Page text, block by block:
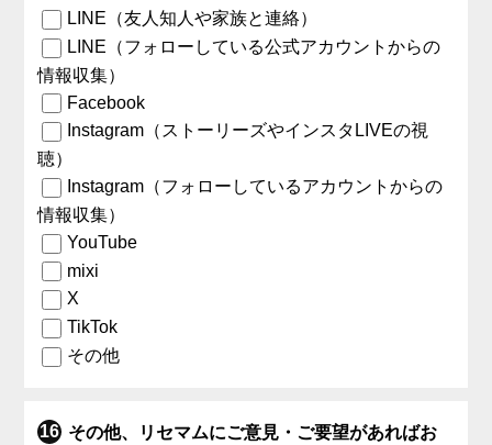
LINE（友人知人や家族と連絡）
LINE（フォローしている公式アカウントからの
情報収集）
Facebook
Instagram（ストーリーズやインスタLIVEの視
聴）
Instagram（フォローしているアカウントからの
情報収集）
YouTube
mixi
X
TikTok
その他
その他、リセマムにご意見・ご要望があればお